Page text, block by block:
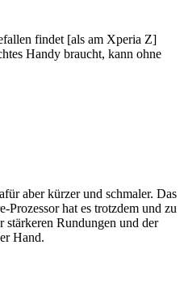
findet [als am Xperia Z]
Handy braucht, kann ohne
aber kürzer und schmaler. Das
Prozessor hat es trotzdem und zu
stärkeren Rundungen und der
Hand.